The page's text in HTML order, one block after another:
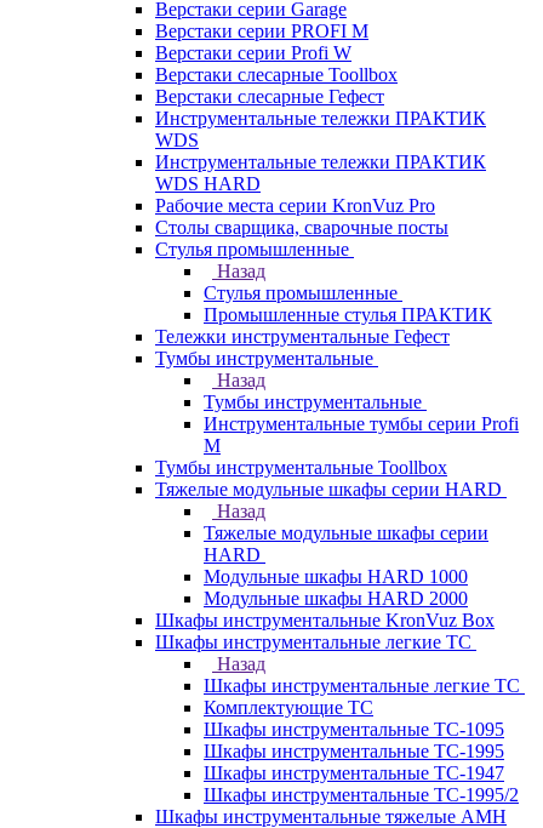
Верстаки серии Garage
Верстаки серии PROFI M
Верстаки серии Profi W
Верстаки слесарные Toollbox
Верстаки слесарные Гефест
Инструментальные тележки ПРАКТИК
WDS
Инструментальные тележки ПРАКТИК
WDS HARD
Рабочие места серии KronVuz Pro
Столы сварщика, сварочные посты
Стулья промышленные
Назад
Стулья промышленные
Промышленные стулья ПРАКТИК
Тележки инструментальные Гефест
Тумбы инструментальные
Назад
Тумбы инструментальные
Инструментальные тумбы серии Profi
M
Тумбы инструментальные Toollbox
Тяжелые модульные шкафы серии HARD
Назад
Тяжелые модульные шкафы серии
HARD
Модульные шкафы HARD 1000
Модульные шкафы HARD 2000
Шкафы инструментальные KronVuz Box
Шкафы инструментальные легкие ТС
Назад
Шкафы инструментальные легкие ТС
Комплектующие ТС
Шкафы инструментальные TC-1095
Шкафы инструментальные TC-1995
Шкафы инструментальные ТС-1947
Шкафы инструментальные ТС-1995/2
Шкафы инструментальные тяжелые AMH